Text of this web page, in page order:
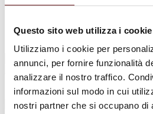
Questo sito web utilizza i cookie
Utilizziamo i cookie per
annunci, per fornire funzionalità
analizzare il nostro traffico.
informazioni sul modo in cui
nostri partner che si occupano di
Necrologi
Sedi Onoranze Funebri Ottani
per: